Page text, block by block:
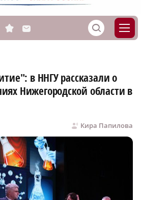
s M S
в ННГУ рассказали о
Нижегородской области в
Кира Папилова